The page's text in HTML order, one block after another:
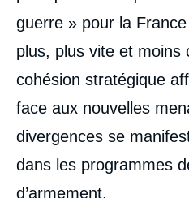
guerre » pour la
plus, plus vite et moins
cohésion stratégique
face aux nouvelles
divergences se
dans les programmes
d’armement.